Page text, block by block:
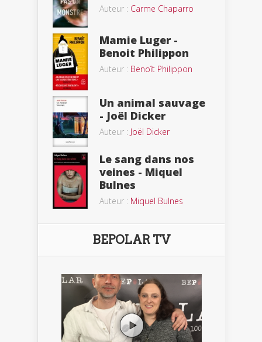
Auteur : Carme Chaparro
Mamie Luger -
Benoit Philippon
Auteur : Benoît Philippon
Un animal sauvage
- Joël Dicker
Auteur : Joël Dicker
Le sang dans nos
veines - Miquel
Bulnes
Auteur : Miquel Bulnes
BEPOLAR TV